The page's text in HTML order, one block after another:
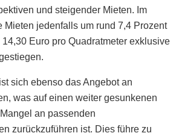
und steigender Mieten. Im
Mieten jedenfalls um rund 7,4 Prozent
Euro pro Quadratmeter exklusive
sich ebenso das Angebot an
was auf einen weiter gesunkenen
an passenden
zurückzuführen ist. Dies führe zu